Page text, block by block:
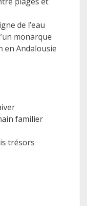
de l’eau
monarque
en Andalousie
familier
trésors